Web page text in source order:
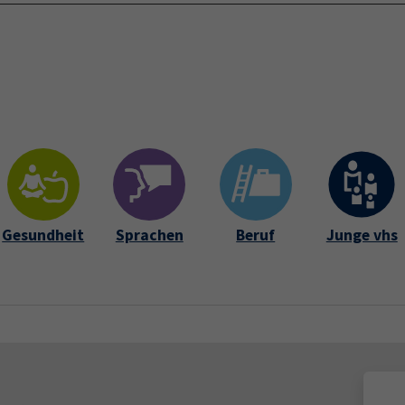
Gesundheit Sprachen Beruf Junge vhs